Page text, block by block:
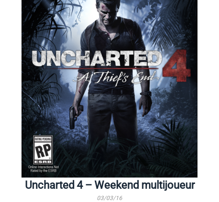
Uncharted 4 – Weekend multijoueur
03/03/16